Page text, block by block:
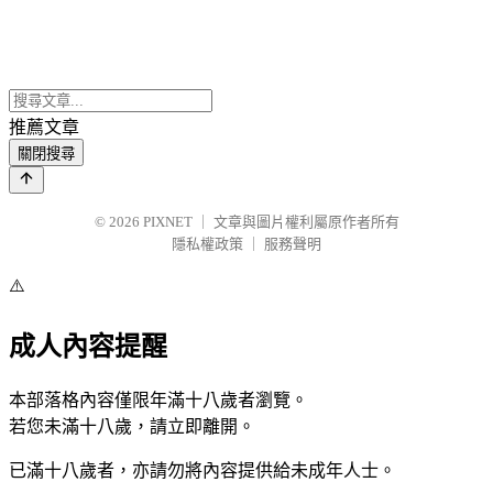
推薦文章
關閉搜尋
© 2026 PIXNET
文章與圖片權利屬原作者所有
隱私權政策
服務聲明
⚠️
成人內容提醒
本部落格內容僅限年滿十八歲者瀏覽。
若您未滿十八歲，請立即離開。
已滿十八歲者，亦請勿將內容提供給未成年人士。